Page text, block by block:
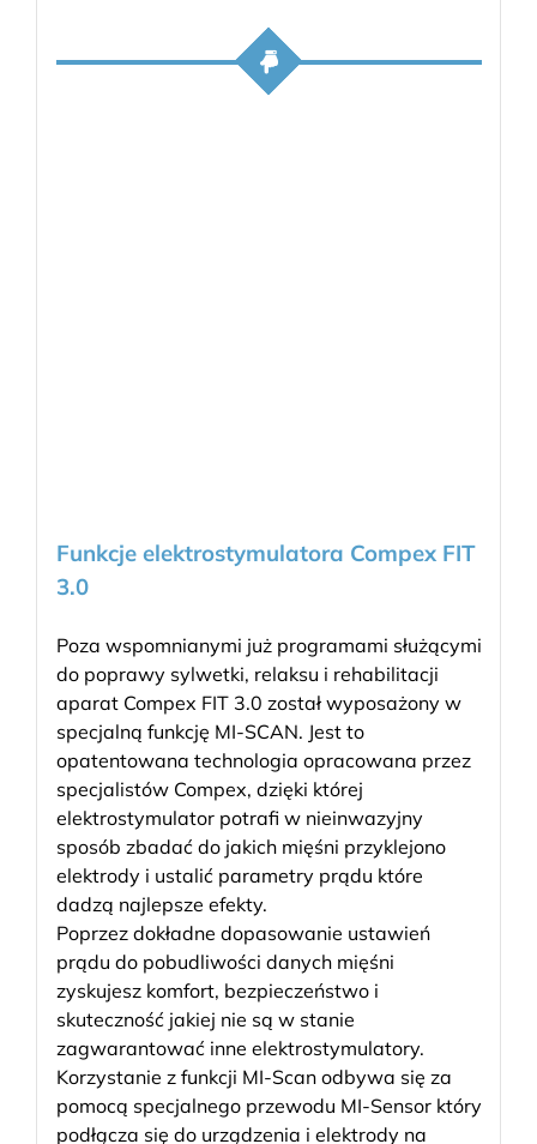
Funkcje elektrostymulatora Compex FIT
3.0
Poza wspomnianymi już programami służącymi
do poprawy sylwetki, relaksu i rehabilitacji
aparat Compex FIT 3.0 został wyposażony w
specjalną funkcję MI-SCAN. Jest to
opatentowana technologia opracowana przez
specjalistów Compex, dzięki której
elektrostymulator potrafi w nieinwazyjny
sposób zbadać do jakich mięśni przyklejono
elektrody i ustalić parametry prądu które
dadzą najlepsze efekty.
Poprzez dokładne dopasowanie ustawień
prądu do pobudliwości danych mięśni
zyskujesz komfort, bezpieczeństwo i
skuteczność jakiej nie są w stanie
zagwarantować inne elektrostymulatory.
Korzystanie z funkcji MI-Scan odbywa się za
pomocą specjalnego przewodu MI-Sensor który
podłącza się do urządzenia i elektrody na